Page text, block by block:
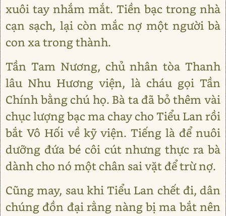
xuôi tay nhắm mắt. Tiền bạc trong nhà
cạn sạch, lại còn mắc nợ một người bà
con xa trong thành.
Tần Tam Nương, chủ nhân tòa Thanh
lâu Nhu Hương viện, là cháu gọi Tần
Chính bằng chú họ. Bà ta đã bỏ thêm vài
chục lượng bạc ma chay cho Tiểu Lan rồi
bắt Vô Hối về kỹ viện. Tiếng là để nuôi
dưỡng đứa bé côi cút nhưng thực ra bà
dành cho nó một chân sai vặt để trừ nợ.
Cũng may, sau khi Tiểu Lan chết đi, dân
chúng đồn đại rằng nàng bị ma bắt nên